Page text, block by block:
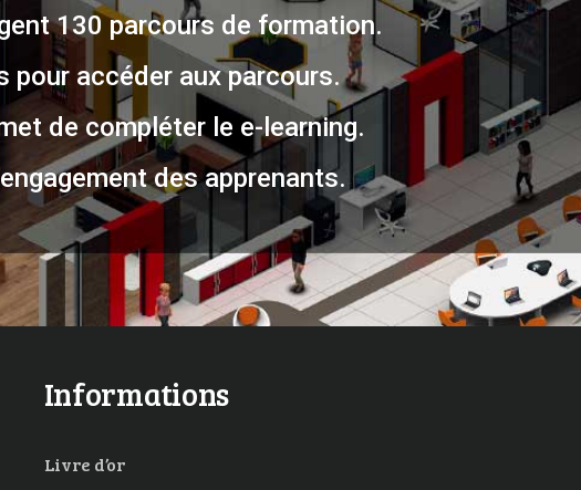
130 parcours de formation.
accéder aux parcours.
de compléter le e-learning.
des apprenants.
Informations
Livre d’or